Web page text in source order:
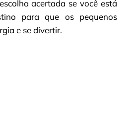
acertada se você está
para que os pequenos
e se divertir.